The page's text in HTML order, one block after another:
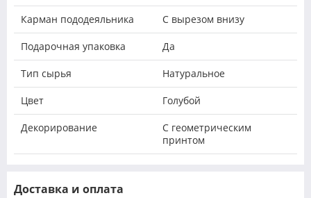
Карман пододеяльника С вырезом внизу
Подарочная упаковка Да
Тип сырья Натуральное
Цвет Голубой
Декорирование
С геометрическим
принтом
Доставка и оплата